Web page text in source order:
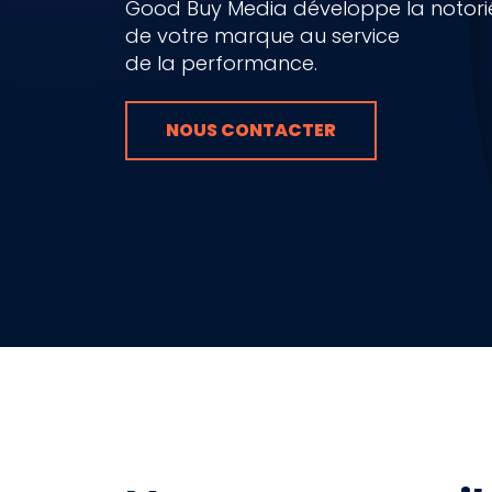
Good Buy Media développe la
de votre marque au service
de la performance.
NOUS CONTACTER